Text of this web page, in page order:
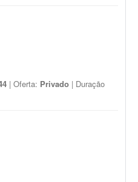
| Oferta: Privado | Duração